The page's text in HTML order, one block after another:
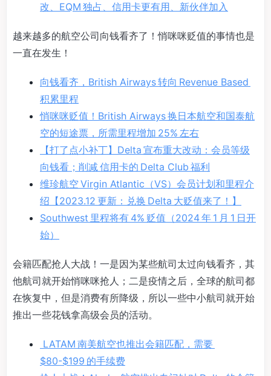
改、EQM 独占、信用卡更有用、新伙伴加入
越来越多的航空公司向钱看齐了！悄咪咪贬值的事情也是
一直在发生！
向钱看齐，British Airways 转向 Revenue Based
积累里程
悄咪咪贬值！British Airways 换日本航空和国泰航
空的短途票，所需里程增加 25% 左右
【打了点小补丁】Delta 宣布重大改动：会员等级
向钱看；削减 信用卡的 Delta Club 福利
维珍航空 Virgin Atlantic（VS）会员计划和里程介
绍【2023.12 更新：兑换 Delta 大贬值来了！】
Southwest 里程将有 4% 贬值（2024 年 1 月 1 日开
始）
会籍匹配抢人大战！一是因为某些航司太过向钱看齐，其
他航司就开始悄咪咪抢人；二是疫情之后，全球的航司都
在恢复中，但是消费有所降级，所以一些中小航司就开始
推出一些花钱拿高级会员的活动。
LATAM 南美航空也推出会籍匹配，需要
$80-$199 的手续费